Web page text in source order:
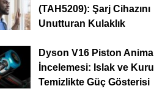
(TAH5209): Şarj Cihazını
Unutturan Kulaklık
Dyson V16 Piston Animal
İncelemesi: Islak ve Kuru
Temizlikte Güç Gösterisi